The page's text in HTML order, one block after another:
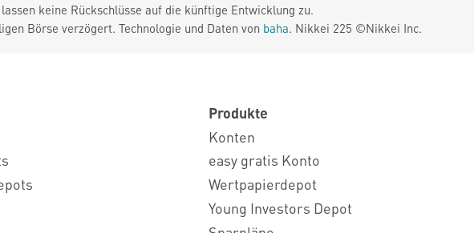
keine Rückschlüsse auf die künftige Entwicklung zu.
Börse verzögert. Technologie und Daten von baha. Nikkei 225 ©Nikkei Inc.
Produkte
Konten
easy gratis Konto
Wertpapierdepot
Young Investors Depot